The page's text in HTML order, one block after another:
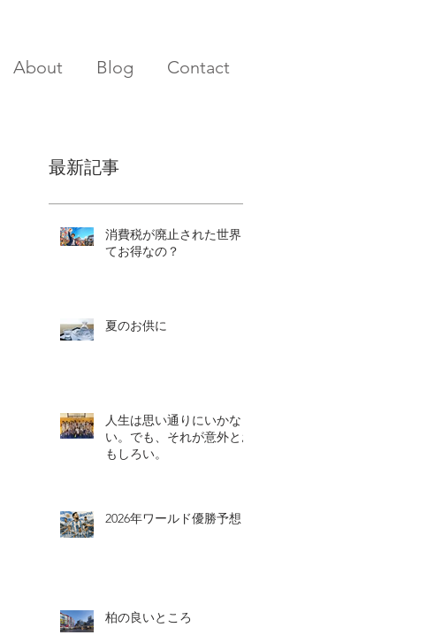
About Blog Contact
最新記事
消費税が廃止された世界っ
てお得なの？
夏のお供に
人生は思い通りにいかな
い。でも、それが意外とお
もしろい。
2026年ワールド優勝予想
柏の良いところ